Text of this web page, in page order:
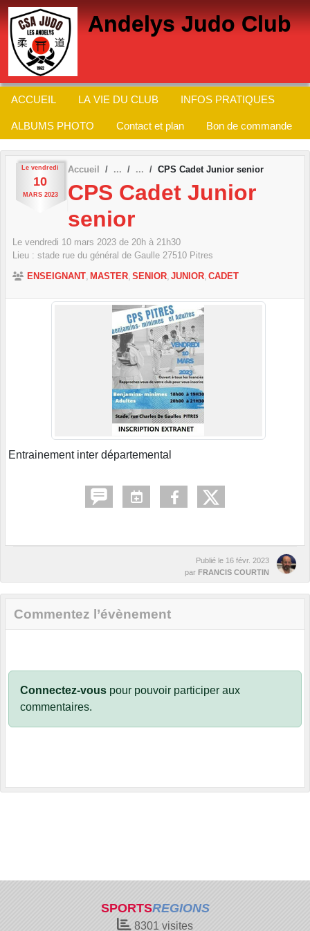
Andelys Judo Club
ACCUEIL LA VIE DU CLUB INFOS PRATIQUES
ALBUMS PHOTO Contact et plan Bon de commande
Le vendredi
10
MARS 2023
Accueil CPS Cadet Junior senior
CPS Cadet Junior
senior
Le vendredi 10 mars 2023 de 20h à 21h30
Lieu : stade rue du général de Gaulle 27510 Pitres
ENSEIGNANT MASTER SENIOR JUNIOR CADET
Entrainement inter départemental
Publié le 16 févr. 2023
par FRANCIS COURTIN
Commentez l’évènement
Connectez-vous pour pouvoir participer aux
commentaires.
SPORTSREGIONS
8301 visites
Panneau de gestion des cookies